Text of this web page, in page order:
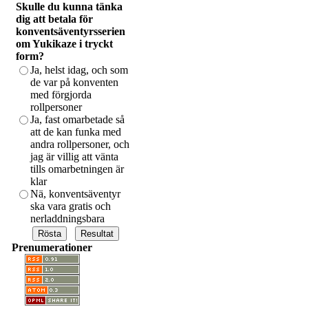
Skulle du kunna tänka
dig att betala för
konventsäventyrsserien
om Yukikaze i tryckt
form?
Ja, helst idag, och som
de var på konventen
med förgjorda
rollpersoner
Ja, fast omarbetade så
att de kan funka med
andra rollpersoner, och
jag är villig att vänta
tills omarbetningen är
klar
Nä, konventsäventyr
ska vara gratis och
nerladdningsbara
Prenumerationer